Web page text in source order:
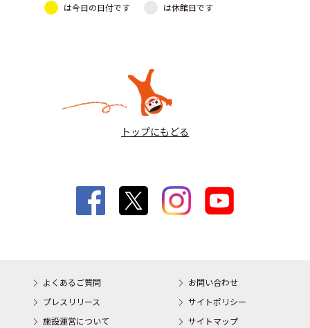
は今日の日付です は休館日です
トップにもどる
よくあるご質問
お問い合わせ
プレスリリース
サイトポリシー
施設運営について
サイトマップ